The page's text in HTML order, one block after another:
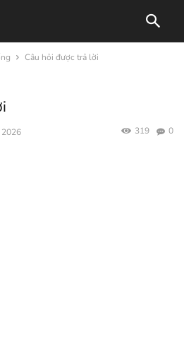
Câu hỏi được trả lời
2026 0
319